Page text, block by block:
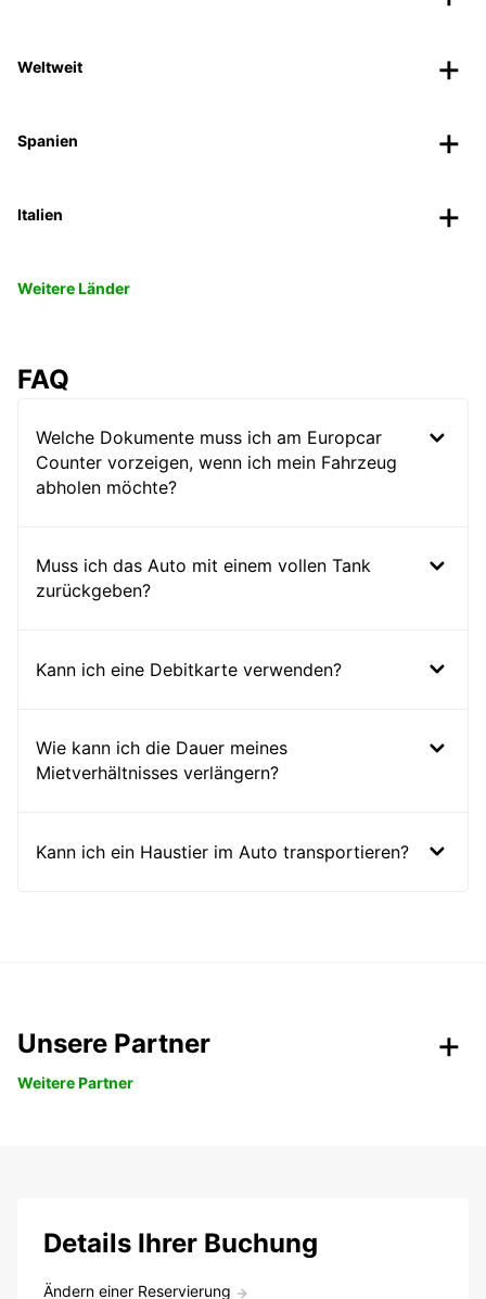
Weltweit
Spanien
Italien
Weitere Länder
FAQ
Welche Dokumente muss ich am Europcar
Counter vorzeigen, wenn ich mein Fahrzeug
abholen möchte?
Muss ich das Auto mit einem vollen Tank
zurückgeben?
Kann ich eine Debitkarte verwenden?
Wie kann ich die Dauer meines
Mietverhältnisses verlängern?
Kann ich ein Haustier im Auto transportieren?
Unsere Partner
Weitere Partner
Details Ihrer Buchung
Ändern einer Reservierung